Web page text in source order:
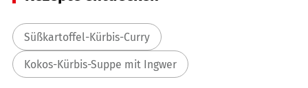
Süßkartoffel-Kürbis-Curry
Kokos-Kürbis-Suppe mit Ingwer